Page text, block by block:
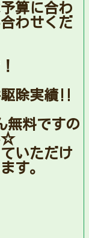
算に合わ
わせくだ
除実績‼︎
無料ですの
☆
いただけ
す。